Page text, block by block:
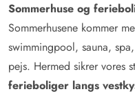
Sommerhuse og
Sommerhusene kommer
swimmingpool, sauna,
pejs. Hermed sikrer vores
ferieboliger langs